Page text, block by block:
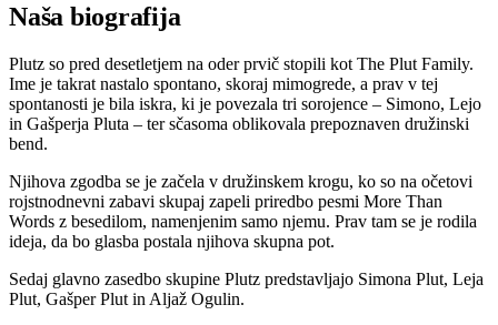
Naša biografija
Plutz so pred desetletjem na oder prvič stopili kot The Plut Family.
Ime je takrat nastalo spontano, skoraj mimogrede, a prav v tej
spontanosti je bila iskra, ki je povezala tri sorojence – Simono, Lejo
in Gašperja Pluta – ter sčasoma oblikovala prepoznaven družinski
bend.
Njihova zgodba se je začela v družinskem krogu, ko so na očetovi
rojstnodnevni zabavi skupaj zapeli priredbo pesmi More Than
Words z besedilom, namenjenim samo njemu. Prav tam se je rodila
ideja, da bo glasba postala njihova skupna pot.
Sedaj glavno zasedbo skupine Plutz predstavljajo Simona Plut, Leja
Plut, Gašper Plut in Aljaž Ogulin.